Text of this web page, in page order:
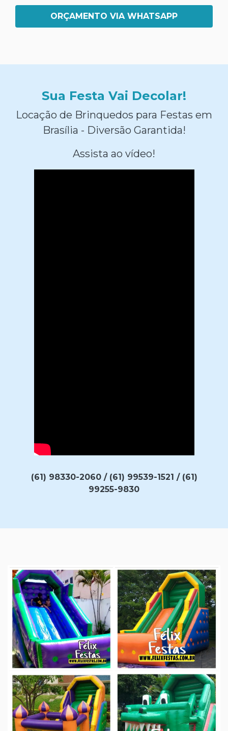
ORÇAMENTO VIA WHATSAPP
Sua Festa Vai Decolar!
Locação de Brinquedos para Festas em
Brasília - Diversão Garantida!
Assista ao vídeo!
(61) 98330-2060 / (61) 99539-1521 / (61)
99255-9830